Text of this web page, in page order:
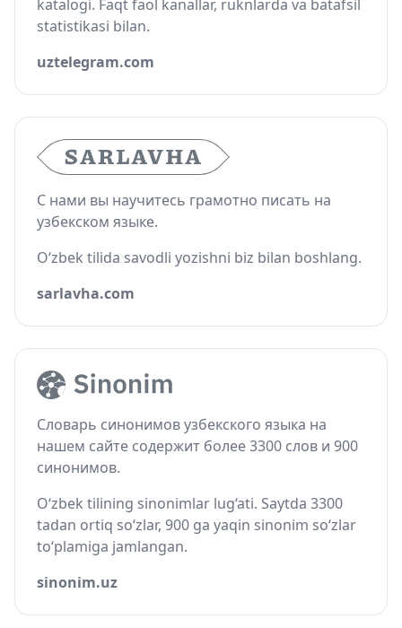
katalogi. Faqt faol kanallar, ruknlarda va batafsil
statistikasi bilan.
uztelegram.com
С нами вы научитесь грамотно писать на
узбекском языке.
O‘zbek tilida savodli yozishni biz bilan boshlang.
sarlavha.com
Словарь синонимов узбекского языка на
нашем сайте содержит более 3300 слов и 900
синонимов.
O‘zbek tilining sinonimlar lug‘ati. Saytda 3300
tadan ortiq so‘zlar, 900 ga yaqin sinonim so‘zlar
to‘plamiga jamlangan.
sinonim.uz